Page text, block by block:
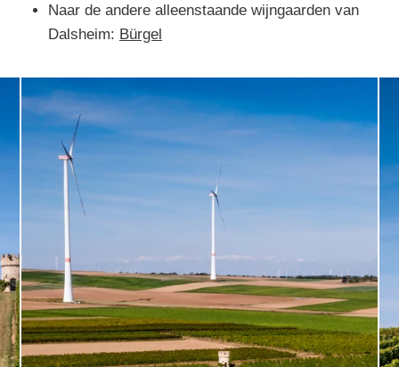
Naar de andere alleenstaande wijngaarden van
Dalsheim: Bürgel